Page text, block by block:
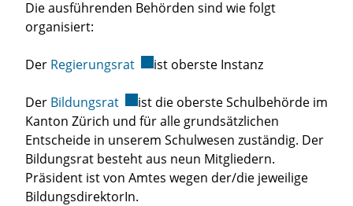
Die ausführenden Behörden sind wie folgt
organisiert:
Der Regierungsrat Externer Link wird in einem neuen
ist oberste Instanz
Der Bildungsrat Externer Link wird in einem neuen
ist die oberste Schulbehörde im
Kanton Zürich und für alle grundsätzlichen
Entscheide in unserem Schulwesen zuständig. Der
Bildungsrat besteht aus neun Mitgliedern.
Präsident ist von Amtes wegen der/die jeweilige
BildungsdirektorIn.